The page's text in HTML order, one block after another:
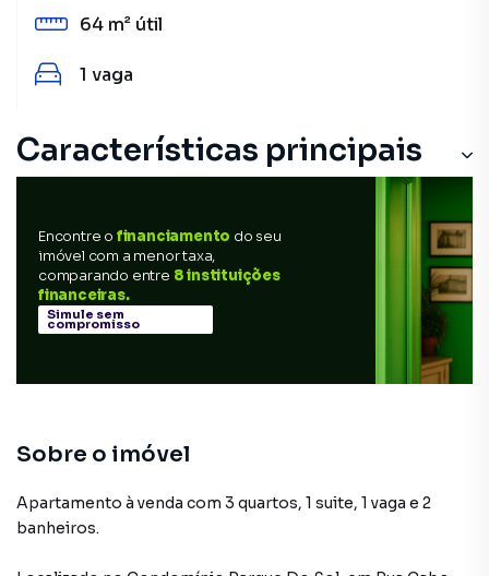
64 m² útil
1 vaga
Características principais
Encontre o financiamento do seu
imóvel com a menor taxa,
comparando entre 8 instituições
financeiras.
Simule sem
compromisso
Sobre o imóvel
Apartamento à venda com 3 quartos, 1 suite, 1 vaga e 2
banheiros.